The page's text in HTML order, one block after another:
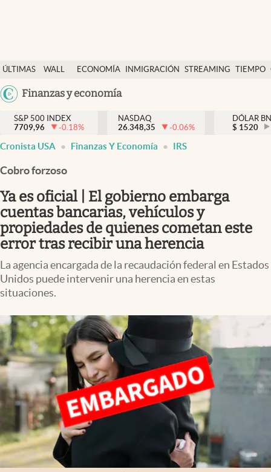
ÚLTIMAS
NOTICIAS
WALL
DÓLAR
ECONOMÍA INMIGRACIÓN STREAMING TIEMPO
México
Finanzas y economía
Finanzas y economía
Wall Street y dólar
Inmigración
Espiritual
Streaming
Lifestyle
S&P 500 INDEX
7709,96
-0.18%
NASDAQ
26.348,35
-0.06%
DÓLAR
$ 1520
Cronista USA Finanzas Y Economía IRS
Cobro forzoso
Ya es oficial | El gobierno embarga
cuentas bancarias, vehículos y
propiedades de quienes cometan este
error tras recibir una herencia
La agencia encargada de la recaudación federal en Estados
Unidos puede intervenir una herencia en estas
situaciones.